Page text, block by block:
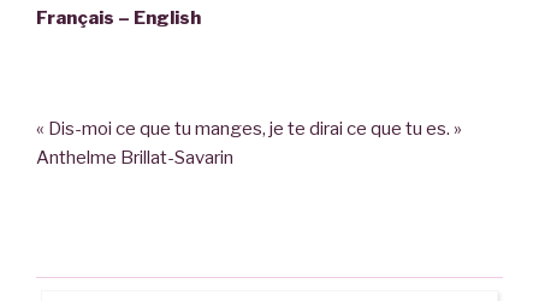
Français – English
« Dis-moi ce que tu manges, je te dirai ce que tu es. »
Anthelme Brillat-Savarin